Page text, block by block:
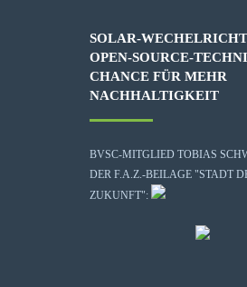
SOLAR-
OPEN-SOURCE-
CHANCE FÜR MEHR
NACHHALTIGKEIT
BVSC-MITGLIED TOBIAS
DER F.A.Z.-BEILAGE "STADT
ZUKUNFT":